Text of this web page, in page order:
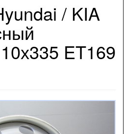
/ KIA
ET169